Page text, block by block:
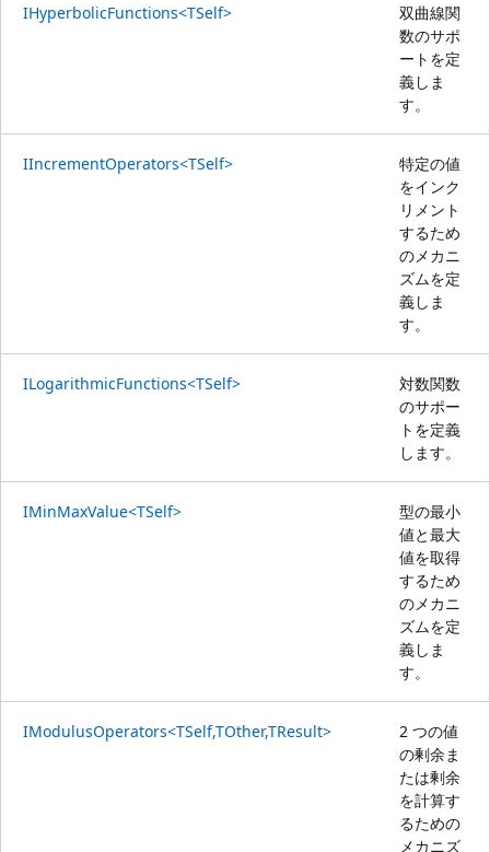
IHyperbolicFunctions<TSelf>
双曲線関
数のサポ
ートを定
義しま
す。
IIncrementOperators<TSelf>
特定の値
をインク
リメント
するため
のメカニ
ズムを定
義しま
す。
ILogarithmicFunctions<TSelf>
対数関数
のサポー
トを定義
します。
IMinMaxValue<TSelf>
型の最小
値と最大
値を取得
するため
のメカニ
ズムを定
義しま
す。
IModulusOperators<TSelf,TOther,TResult>
2 つの値
の剰余ま
たは剰余
を計算す
るための
メカニズ